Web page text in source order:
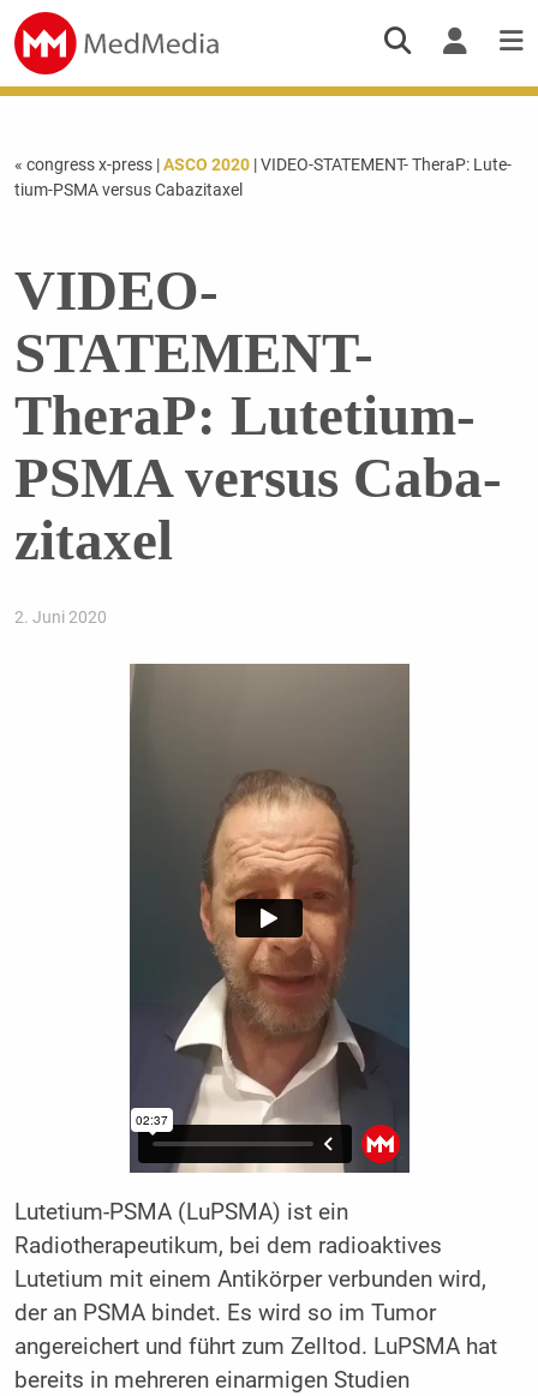
« congress x-press |ASCO 2020| VIDEO-STATEMENT- TheraP: Lu­te­
tium-PSMA versus Caba­zi­taxel
VIDEO-
STATEMENT-
TheraP: Lu­te­tium-
PSMA versus Caba­
zi­taxel
2. Juni 2020
Lutetium-PSMA (LuPSMA) ist ein
Radiotherapeutikum, bei dem radioaktives
Lutetium mit einem Antikörper verbunden wird,
der an PSMA bindet. Es wird so im Tumor
angereichert und führt zum Zelltod. LuPSMA hat
bereits in mehreren einarmigen Studien